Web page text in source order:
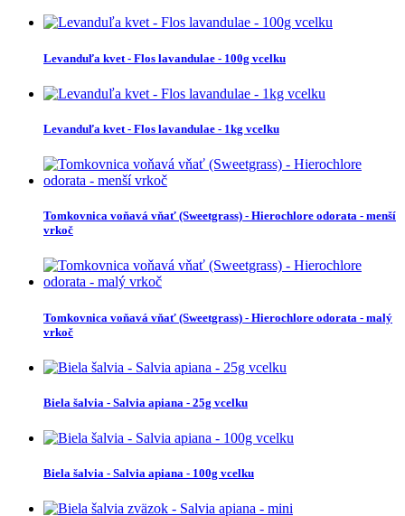
Levanduľa kvet - Flos lavandulae - 100g vcelku
Levanduľa kvet - Flos lavandulae - 1kg vcelku
Tomkovnica voňavá vňať (Sweetgrass) - Hierochlore odorata - menší
vrkoč
Tomkovnica voňavá vňať (Sweetgrass) - Hierochlore odorata - malý
vrkoč
Biela šalvia - Salvia apiana - 25g vcelku
Biela šalvia - Salvia apiana - 100g vcelku